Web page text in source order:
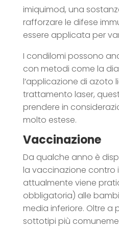
imiquimod, una
rafforzare le difese
essere applicata per
I condilomi possono
con metodi come la
l’applicazione di azoto
trattamento laser,
prendere in
molto estese.
Vaccinazione
Da qualche anno è
la vaccinazione contro
attualmente viene
obbligatoria) alle
media inferiore. Oltre a
sottotipi più